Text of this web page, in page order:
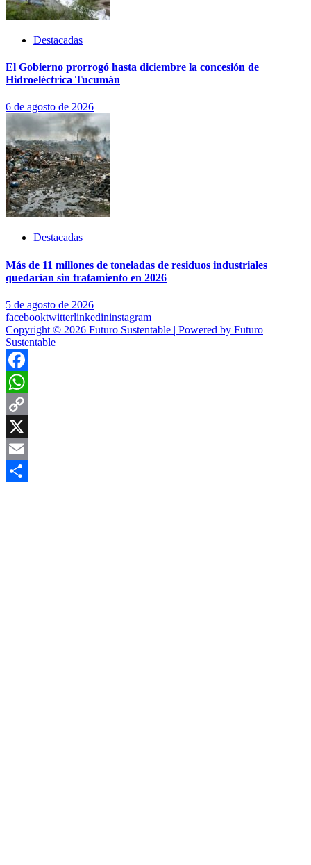
Destacadas
El Gobierno prorrogó hasta diciembre la concesión de
Hidroeléctrica Tucumán
6 de agosto de 2026
Destacadas
Más de 11 millones de toneladas de residuos industriales
quedarían sin tratamiento en 2026
5 de agosto de 2026
facebooktwitterlinkedininstagram
Copyright © 2026 Futuro Sustentable | Powered by Futuro
Sustentable
Facebook
WhatsApp
Copy
Link
X
Email